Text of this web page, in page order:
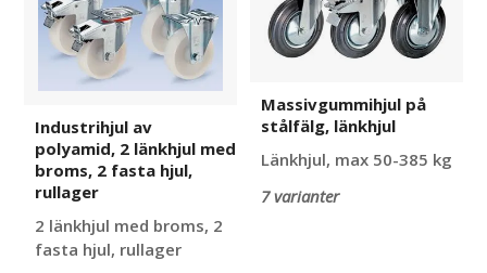
polyamid,
länkhjul
med
fasta
hjul,
rullager
Industrihjul av
polyamid, 2 länkhjul med
broms, 2 fasta hjul,
rullager
2 länkhjul med broms, 2
fasta hjul, rullager
stålfälg,
länkhjul
Massivgummihjul på
stålfälg, länkhjul
Länkhjul, max 50-385 kg
7 varianter